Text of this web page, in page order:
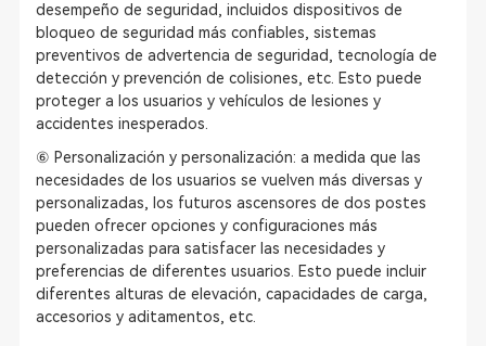
desempeño de seguridad, incluidos dispositivos de
bloqueo de seguridad más confiables, sistemas
preventivos de advertencia de seguridad, tecnología de
detección y prevención de colisiones, etc. Esto puede
proteger a los usuarios y vehículos de lesiones y
accidentes inesperados.
⑥ Personalización y personalización: a medida que las
necesidades de los usuarios se vuelven más diversas y
personalizadas, los futuros ascensores de dos postes
pueden ofrecer opciones y configuraciones más
personalizadas para satisfacer las necesidades y
preferencias de diferentes usuarios. Esto puede incluir
diferentes alturas de elevación, capacidades de carga,
accesorios y aditamentos, etc.